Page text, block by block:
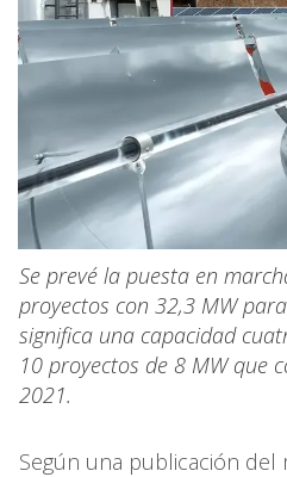
Se prevé la puesta en
proyectos con 32,3 MW
significa una capacidad
10 proyectos de 8 MW que
2021.
Según una publicación del